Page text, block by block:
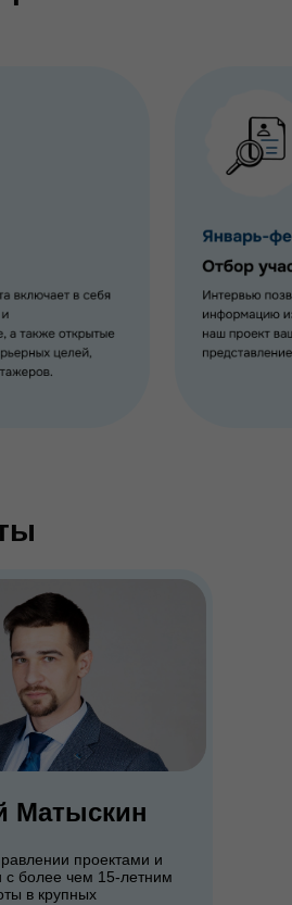
Матыскин
проектами и
более чем 15-летним
в крупных